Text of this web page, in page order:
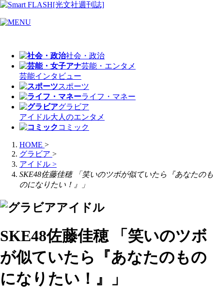
社会・政治
芸能・エンタメ
芸能インタビュー
スポーツ
ライフ・マネー
グラビア
アイドル大人のエンタメ
コミック
HOME >
グラビア >
アイドル >
SKE48佐藤佳穂 「笑いのツボが似ていたら『あなたのも
のになりたい！』」
アイドル
SKE48佐藤佳穂 「笑いのツボ
が似ていたら『あなたのもの
になりたい！』」